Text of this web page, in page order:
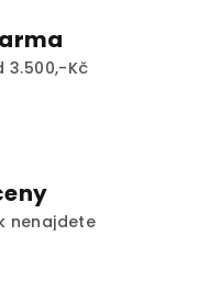
3.500,-Kč
nenajdete